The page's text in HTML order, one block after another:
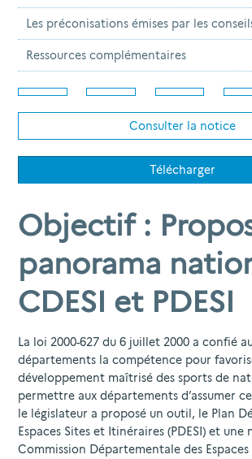
Les préconisations émises par les
Ressources complémentaires
Consulter la notice
Télécharger
Objectif :
panorama
CDESI et PDESI
La loi 2000-627 du 6 juillet 2000 a confié
départements la compétence pour
développement maîtrisé des sports de
permettre aux départements d’assumer
le législateur a proposé un outil, le Plan
Espaces Sites et Itinéraires (PDESI) et une
Commission Départementale des Espaces